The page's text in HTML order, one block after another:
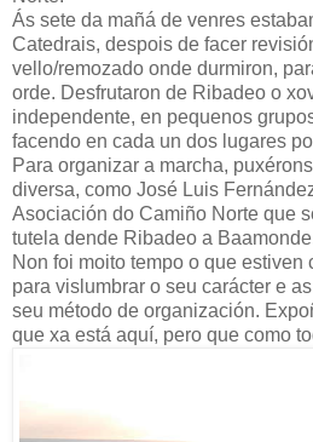
Ás sete da mañá de venres
Catedrais, despois de facer
vello/remozado onde durmiron,
orde. Desfrutaron de Ribadeo o
independente, en pequenos
facendo en cada un dos lugares
Para organizar a marcha,
diversa, como José Luis
Asociación do Camiño Norte que
tutela dende Ribadeo a
Non foi moito tempo o que estiven
para vislumbrar o seu carácter e
seu método de organización.
que xa está aquí, pero que como